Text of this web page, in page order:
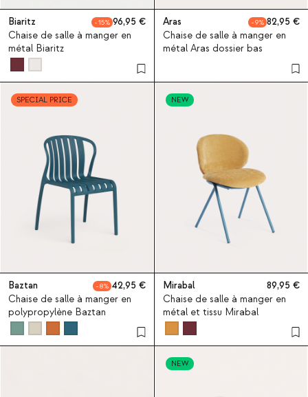
Biaritz 15
96,95
Chaise de salle à manger en
métal Biaritz
Aras 9
82,95
Chaise de salle à manger en
métal Aras dossier bas
SPECIAL PRICE
Baztan 8
42,95
Chaise de salle à manger en
polypropylène Baztan
NEW
Mirabal
89,95
Chaise de salle à manger en
métal et tissu Mirabal
NEW